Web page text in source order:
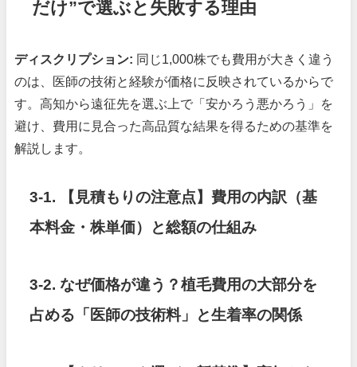
だけ”で選ぶと失敗する理由
ディスクリプション: 同じ1,000株でも費用が大きく違う
のは、医師の技術と経験が価格に反映されているからで
す。高知から遠征先を選ぶ上で「安かろう悪かろう」を
避け、費用に見合った高品質な結果を得るための基準を
解説します。
3-1. 【見積もりの注意点】費用の内訳（基
本料金・株単価）と総額の仕組み
3-2. なぜ価格が違う？植毛費用の大部分を
占める「医師の技術料」と生着率の関係